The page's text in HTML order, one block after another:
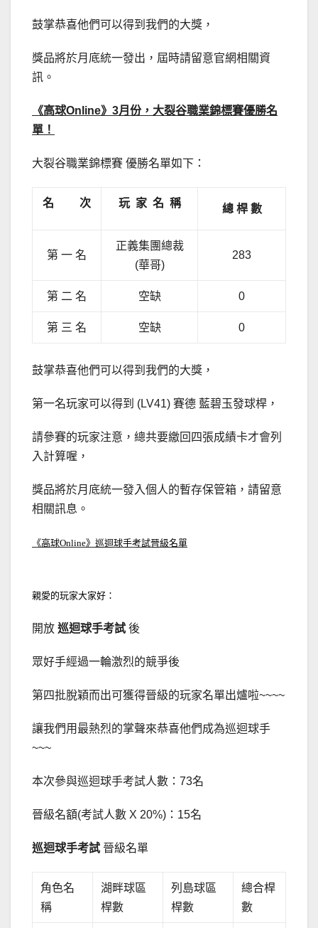
鼓掌恭喜他們可以得到我們的大獎，
獎品將於月底統一發出，屆時請留意官網相關資
訊。
《高球Online》3月份，大裂谷職業錦標賽優勝名
單！
大裂谷職業錦標賽 優勝名單如下：
名 次 玩 家 名 稱 總 桿 數
第 一 名
正義集團總裁
(華哥)
283
第 二 名 空缺 0
第 三 名 空缺 0
鼓掌恭喜他們可以得到我們的大獎，
第一名玩家可以得到 (LV41) 賽德 藍碧玉發球桿，
請參賽的玩家注意，總共要繳回四張成績卡才會列
入計算喔，
獎品將於月底統一發入個人的暫存保管箱，請留意
相關訊息。
《高球Online》巡迴球手考試晉級名單
親愛的玩家大家好：
開放 巡迴球手考試 後
眾好手經過一輪激烈的競爭後
第四批脫穎而出可獲得晉級的玩家名單出爐啦~~~~
讓我們用最熱烈的掌聲來恭喜他們成為巡迴球手
~~~
本次參與巡迴球手考試人數：73名
晉級名額(考試人數 X 20%)：15名
巡迴球手考試 晉級名單
角色名
稱
湖畔球區
桿數
列島球區
桿數
總合桿
數